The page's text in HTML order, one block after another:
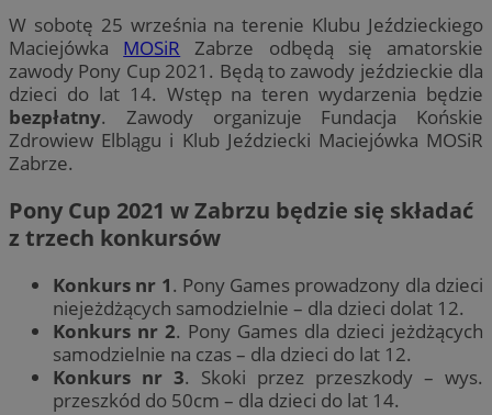
W sobotę 25 września na terenie Klubu Jeździeckiego
Maciejówka MOSiR Zabrze odbędą się amatorskie
zawody Pony Cup 2021. Będą to zawody jeździeckie dla
dzieci do lat 14. Wstęp na teren wydarzenia będzie
bezpłatny. Zawody organizuje Fundacja Końskie
Zdrowiew Elblągu i Klub Jeździecki Maciejówka MOSiR
Zabrze.
Pony Cup 2021 w Zabrzu będzie się składać
z trzech konkursów
Konkurs nr 1. Pony Games prowadzony dla dzieci
niejeżdżących samodzielnie – dla dzieci dolat 12.
Konkurs nr 2. Pony Games dla dzieci jeżdżących
samodzielnie na czas – dla dzieci do lat 12.
Konkurs nr 3. Skoki przez przeszkody – wys.
przeszkód do 50cm – dla dzieci do lat 14.